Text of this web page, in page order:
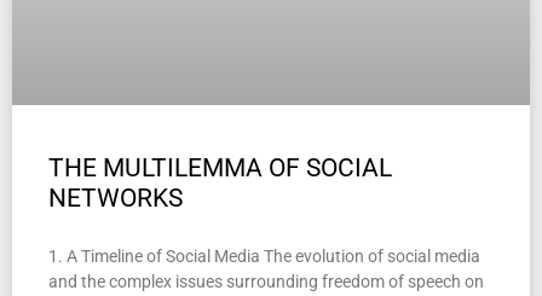
THE MULTILEMMA OF SOCIAL
NETWORKS
1. A Timeline of Social Media The evolution of social media
and the complex issues surrounding freedom of speech on